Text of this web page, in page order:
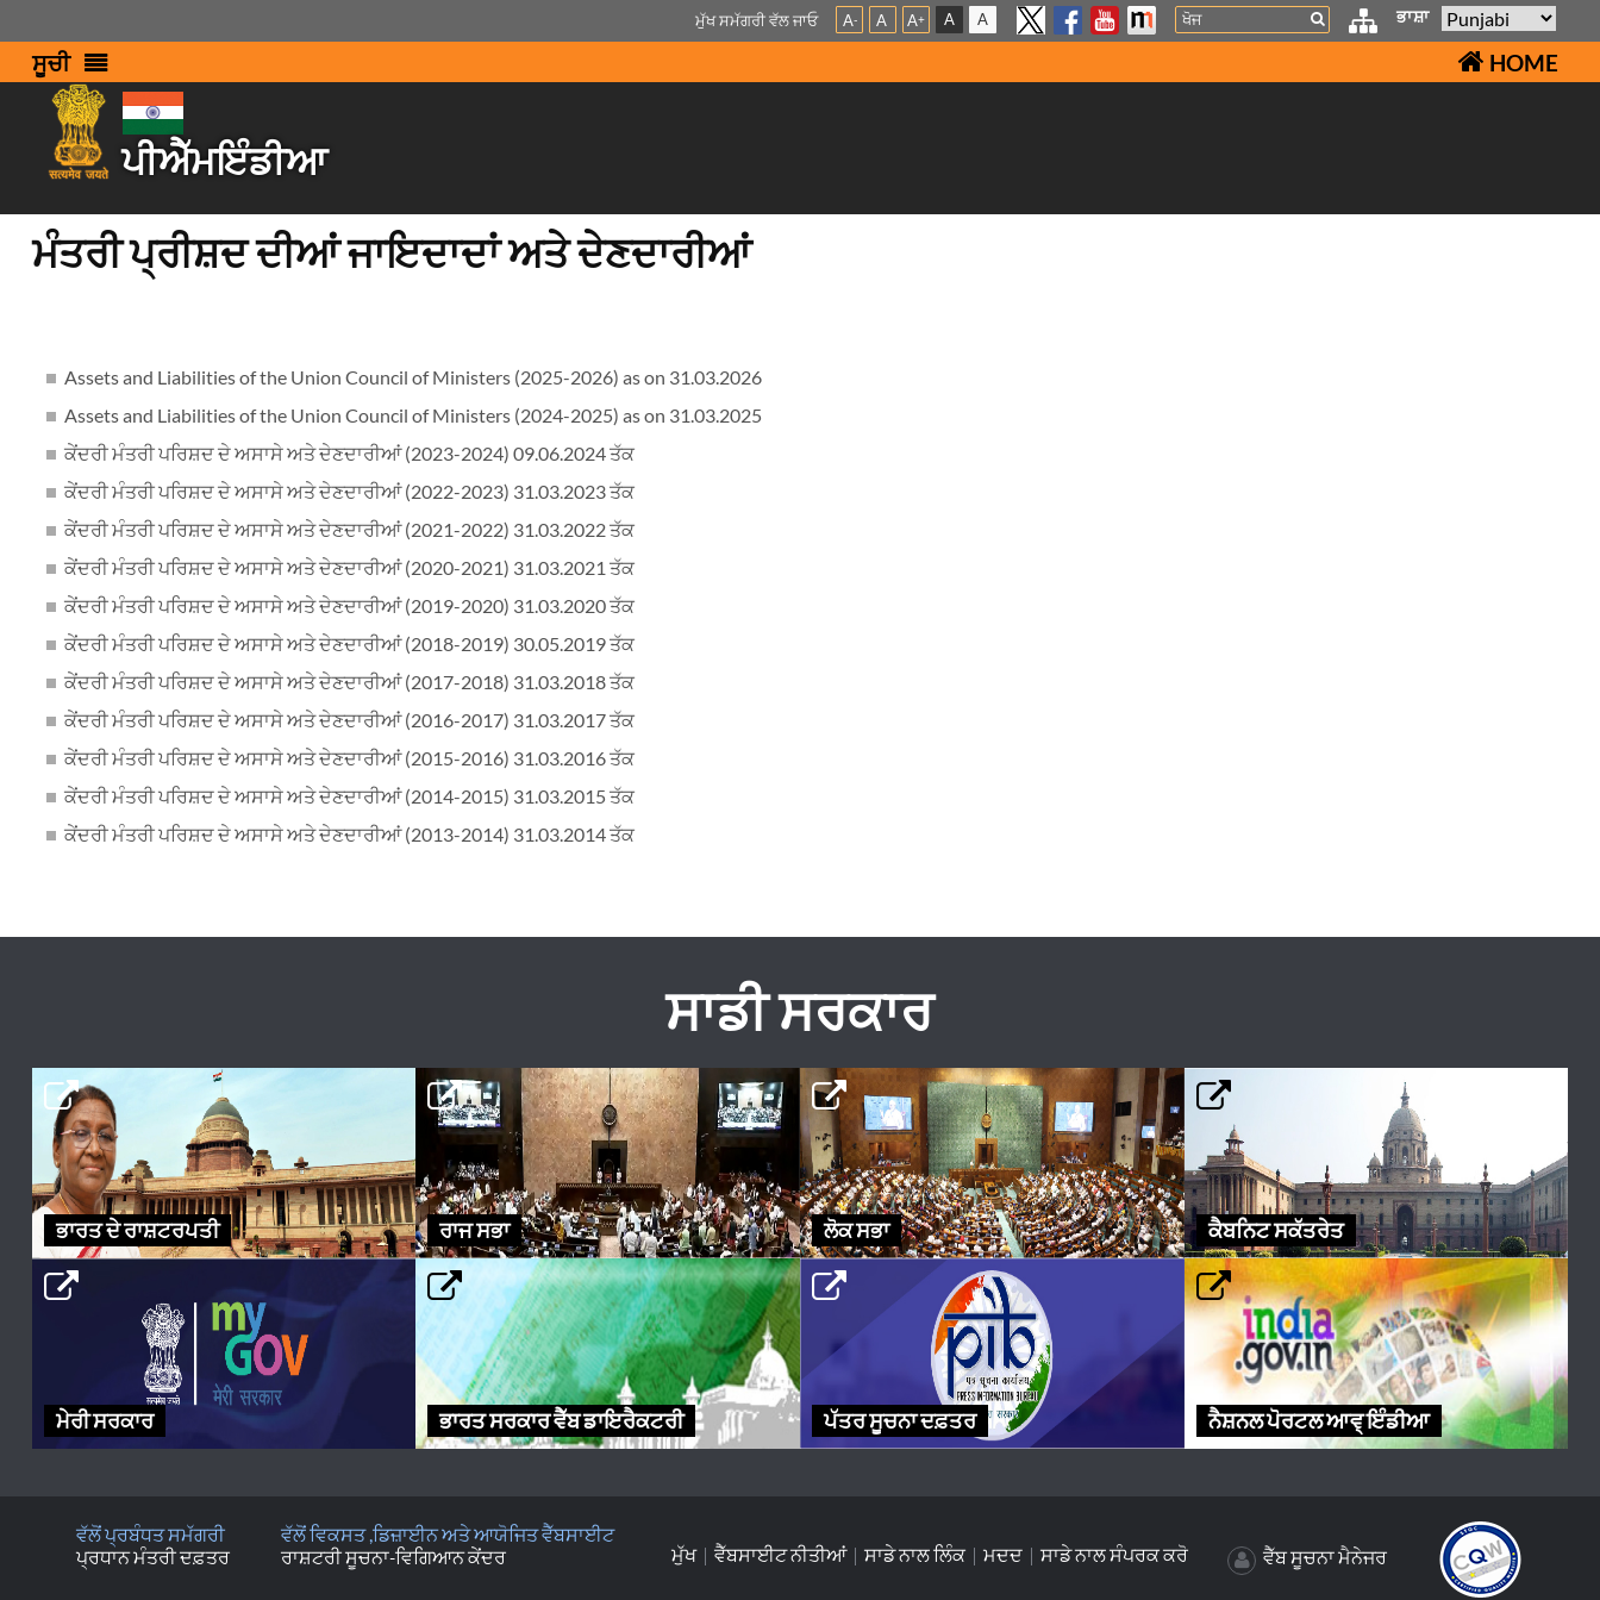
ਮੁੱਖ ਸਮੱਗਰੀ ਵੱਲ ਜਾਓ A- A A+ A A Search ਭਾਸ਼ਾ
ਸੂਚੀ HOME
ਪੀਐੱਮਇੰਡੀਆ
ਮੰਤਰੀ ਪ੍ਰੀਸ਼ਦ ਦੀਆਂ ਜਾਇਦਾਦਾਂ ਅਤੇ ਦੇਣਦਾਰੀਆਂ
Assets and Liabilities of the Union Council of Ministers (2025-2026) as on 31.03.2026
Assets and Liabilities of the Union Council of Ministers (2024-2025) as on 31.03.2025
ਕੇਂਦਰੀ ਮੰਤਰੀ ਪਰਿਸ਼ਦ ਦੇ ਅਸਾਸੇ ਅਤੇ ਦੇਣਦਾਰੀਆਂ (2023-2024) 09.06.2024 ਤੱਕ
ਕੇਂਦਰੀ ਮੰਤਰੀ ਪਰਿਸ਼ਦ ਦੇ ਅਸਾਸੇ ਅਤੇ ਦੇਣਦਾਰੀਆਂ (2022-2023) 31.03.2023 ਤੱਕ
ਕੇਂਦਰੀ ਮੰਤਰੀ ਪਰਿਸ਼ਦ ਦੇ ਅਸਾਸੇ ਅਤੇ ਦੇਣਦਾਰੀਆਂ (2021-2022) 31.03.2022 ਤੱਕ
ਕੇਂਦਰੀ ਮੰਤਰੀ ਪਰਿਸ਼ਦ ਦੇ ਅਸਾਸੇ ਅਤੇ ਦੇਣਦਾਰੀਆਂ (2020-2021) 31.03.2021 ਤੱਕ
ਕੇਂਦਰੀ ਮੰਤਰੀ ਪਰਿਸ਼ਦ ਦੇ ਅਸਾਸੇ ਅਤੇ ਦੇਣਦਾਰੀਆਂ (2019-2020) 31.03.2020 ਤੱਕ
ਕੇਂਦਰੀ ਮੰਤਰੀ ਪਰਿਸ਼ਦ ਦੇ ਅਸਾਸੇ ਅਤੇ ਦੇਣਦਾਰੀਆਂ (2018-2019) 30.05.2019 ਤੱਕ
ਕੇਂਦਰੀ ਮੰਤਰੀ ਪਰਿਸ਼ਦ ਦੇ ਅਸਾਸੇ ਅਤੇ ਦੇਣਦਾਰੀਆਂ (2017-2018) 31.03.2018 ਤੱਕ
ਕੇਂਦਰੀ ਮੰਤਰੀ ਪਰਿਸ਼ਦ ਦੇ ਅਸਾਸੇ ਅਤੇ ਦੇਣਦਾਰੀਆਂ (2016-2017) 31.03.2017 ਤੱਕ
ਕੇਂਦਰੀ ਮੰਤਰੀ ਪਰਿਸ਼ਦ ਦੇ ਅਸਾਸੇ ਅਤੇ ਦੇਣਦਾਰੀਆਂ (2015-2016) 31.03.2016 ਤੱਕ
ਕੇਂਦਰੀ ਮੰਤਰੀ ਪਰਿਸ਼ਦ ਦੇ ਅਸਾਸੇ ਅਤੇ ਦੇਣਦਾਰੀਆਂ (2014-2015) 31.03.2015 ਤੱਕ
ਕੇਂਦਰੀ ਮੰਤਰੀ ਪਰਿਸ਼ਦ ਦੇ ਅਸਾਸੇ ਅਤੇ ਦੇਣਦਾਰੀਆਂ (2013-2014) 31.03.2014 ਤੱਕ
ਸਾਡੀ ਸਰਕਾਰ
ਭਾਰਤ ਦੇ ਰਾਸ਼ਟਰਪਤੀ ਰਾਜ ਸਭਾ ਲੋਕ ਸਭਾ ਕੈਬਨਿਟ ਸਕੱਤਰੇਤ
ਮੇਰੀ ਸਰਕਾਰ ਭਾਰਤ ਸਰਕਾਰ ਵੈੱਬ ਡਾਇਰੈਕਟਰੀ ਪੱਤਰ ਸੂਚਨਾ ਦਫ਼ਤਰ ਨੈਸ਼ਨਲ ਪੋਰਟਲ ਆਵ੍ ਇੰਡੀਆ
ਵੱਲੋਂ ਪ੍ਰਬੰਧਤ ਸਮੱਗਰੀ
ਪ੍ਰਧਾਨ ਮੰਤਰੀ ਦਫ਼ਤਰ
ਵੱਲੋਂ ਵਿਕਸਤ ,ਡਿਜ਼ਾਈਨ ਅਤੇ ਆਯੋਜਿਤ ਵੈੱਬਸਾਈਟ
ਰਾਸ਼ਟਰੀ ਸੂਚਨਾ-ਵਿਗਿਆਨ ਕੇਂਦਰ
ਮੁੱਖ ਵੈੱਬਸਾਈਟ ਨੀਤੀਆਂ ਸਾਡੇ ਨਾਲ ਲਿੰਕ ਮਦਦ ਸਾਡੇ ਨਾਲ ਸੰਪਰਕ ਕਰੋ ਵੈੱਬ ਸੂਚਨਾ ਮੈਨੇਜਰ